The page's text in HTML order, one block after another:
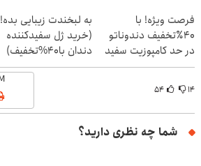
فرصت ویژه! با
40٪تخفیف دندوناتو
در حد کامپوزیت سفید
کن
به لبخندت زیبایی بده!
(خرید ژل سفیدکننده
دندان با40%تخفیف)
۱۴ ۵۴
شما چه نظری دارید؟